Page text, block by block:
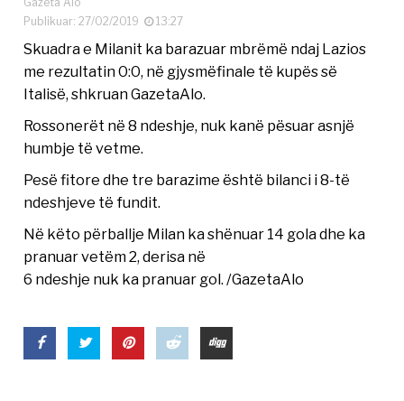
Publikuar: 27/02/2019
13:27
Skuadra e Milanit ka barazuar mbrëmë ndaj Lazios
me rezultatin 0:0, në gjysmëfinale të kupës së
Italisë, shkruan GazetaAlo.
Rossonerët në 8 ndeshje, nuk kanë pësuar asnjë
humbje të vetme.
Pesë fitore dhe tre barazime është bilanci i 8-të
ndeshjeve të fundit.
Në këto përballje Milan ka shënuar 14 gola dhe ka
pranuar vetëm 2, derisa në
6 ndeshje nuk ka pranuar gol. /GazetaAlo